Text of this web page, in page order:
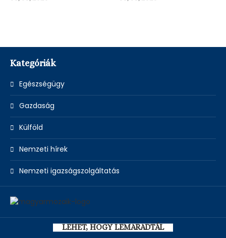
Kategóriák
Egészségügy
Gazdaság
Külföld
Nemzeti hírek
Nemzeti igazságszolgáltatás
LEHET, HOGY LEMARADTÁL